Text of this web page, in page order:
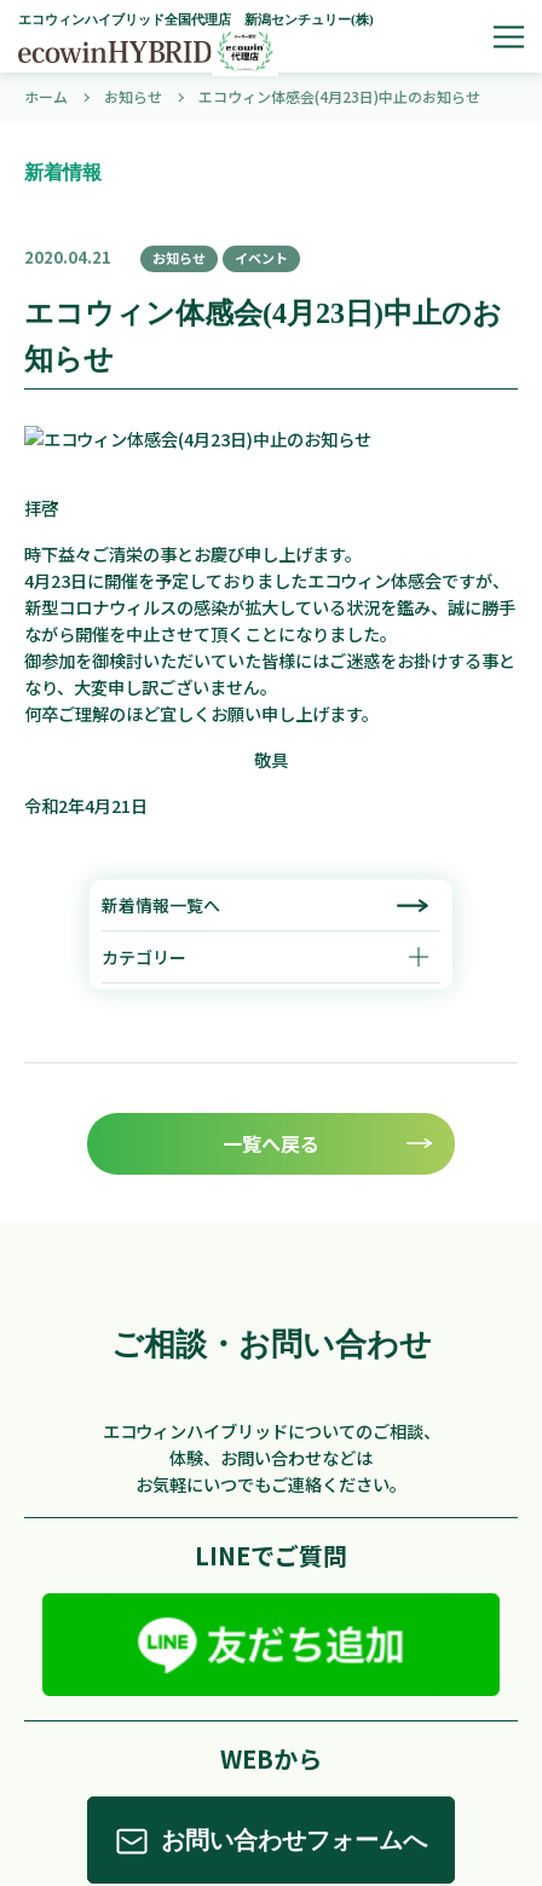
エコウィンハイブリッド全国代理店 新潟センチュリー(株)
ホーム お知らせ エコウィン体感会(4月23日)中止のお知らせ
新着情報
2020.04.21 お知らせ イベント
エコウィン体感会(4月23日)中止のお
知らせ
拝啓
時下益々ご清栄の事とお慶び申し上げます。
4月23日に開催を予定しておりましたエコウィン体感会ですが、
新型コロナウィルスの感染が拡大している状況を鑑み、誠に勝手
ながら開催を中止させて頂くことになりました。
御参加を御検討いただいていた皆様にはご迷惑をお掛けする事と
なり、大変申し訳ございません。
何卒ご理解のほど宜しくお願い申し上げます。
敬具
令和2年4月21日
新着情報一覧へ
カテゴリー
一覧へ戻る
ご相談・お問い合わせ
エコウィンハイブリッドについてのご相談、
体験、お問い合わせなどは
お気軽にいつでもご連絡ください。
LINEでご質問
WEBから
お問い合わせフォームへ